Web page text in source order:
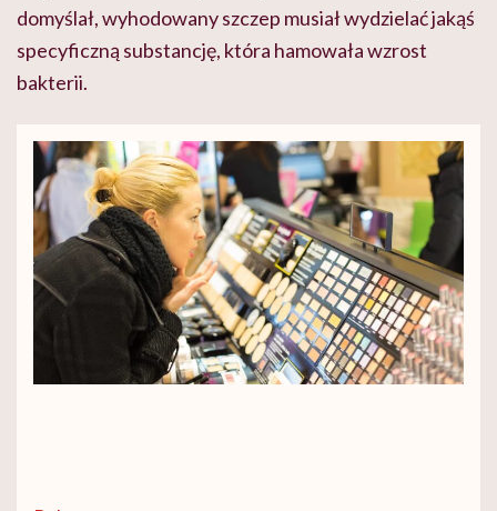
domyślał, wyhodowany szczep musiał wydzielać jakąś
specyficzną substancję, która hamowała wzrost
bakterii.